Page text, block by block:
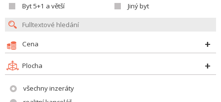
Byt 5+1 a větší
Jiný byt
Cena
Plocha
všechny inzeráty